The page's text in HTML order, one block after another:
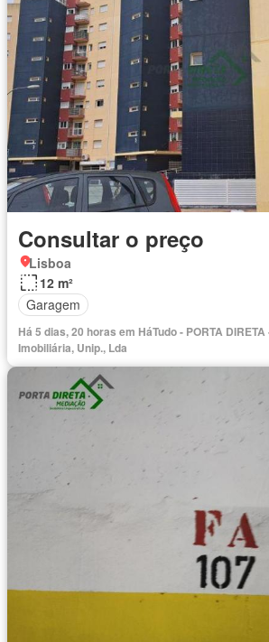
Consultar o preço
Lisboa
12 m²
Garagem
Há 5 dias, 20 horas em HáTudo - PORTA
Imobiliária, Unip., Lda